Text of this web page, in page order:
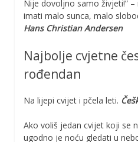
Nije dovoljno samo živjeti!”
imati malo sunca, malo
Hans Christian Andersen
Najbolje cvjetne
rođendan
Na lijepi cvijet i pčela leti.
Ako voliš jedan cvijet koji se
ugodno je noću gledati u